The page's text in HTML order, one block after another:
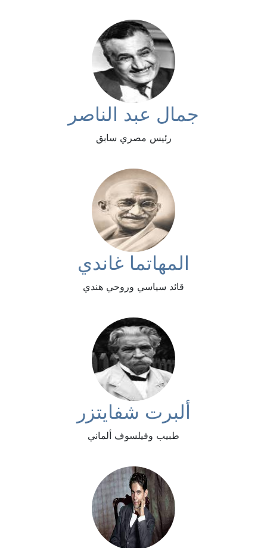
جمال عبد الناصر
رئيس مصري سابق
المهاتما غاندي
قائد سياسي وروحي هندي
ألبرت شفايتزر
طبيب وفيلسوف ألماني